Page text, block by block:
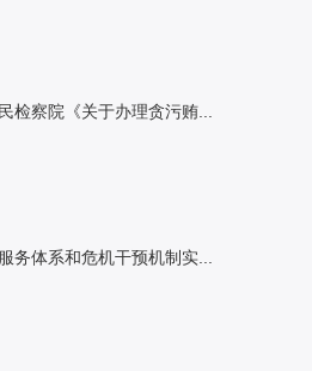
检察院《关于办理贪污贿...
务体系和危机干预机制实...